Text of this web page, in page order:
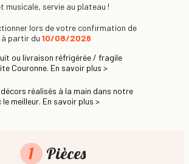
musicale, servie au plateau !
lors de votre confirmation de
partir du 10/08/2026
ou livraison réfrigérée / fragile
Couronne. En savoir plus >
réalisés à la main dans notre
meilleur. En savoir plus >
1 Pièces